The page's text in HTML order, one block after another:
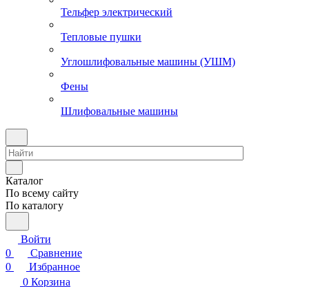
Тельфер электрический
Тепловые пушки
Углошлифовальные машины (УШМ)
Фены
Шлифовальные машины
Каталог
По всему сайту
По каталогу
Войти
0
Сравнение
0
Избранное
0 Корзина